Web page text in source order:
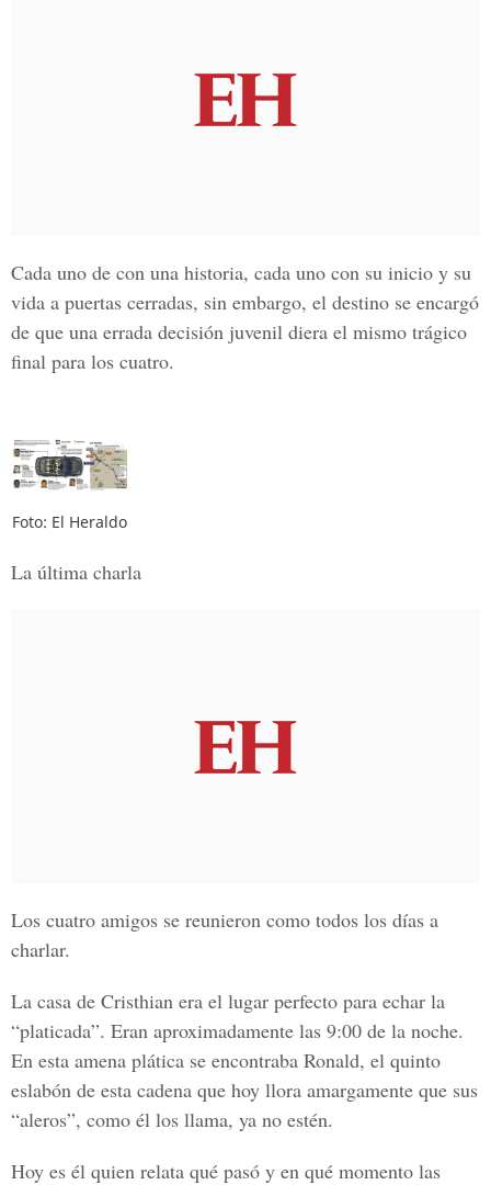
Cada uno de con una historia, cada uno con su inicio y su
vida a puertas cerradas, sin embargo, el destino se encargó
de que una errada decisión juvenil diera el mismo trágico
final para los cuatro.
Foto: El Heraldo
La última charla
Los cuatro amigos se reunieron como todos los días a
charlar.
La casa de Cristhian era el lugar perfecto para echar la
“platicada”. Eran aproximadamente las 9:00 de la noche.
En esta amena plática se encontraba Ronald, el quinto
eslabón de esta cadena que hoy llora amargamente que sus
“aleros”, como él los llama, ya no estén.
Hoy es él quien relata qué pasó y en qué momento las